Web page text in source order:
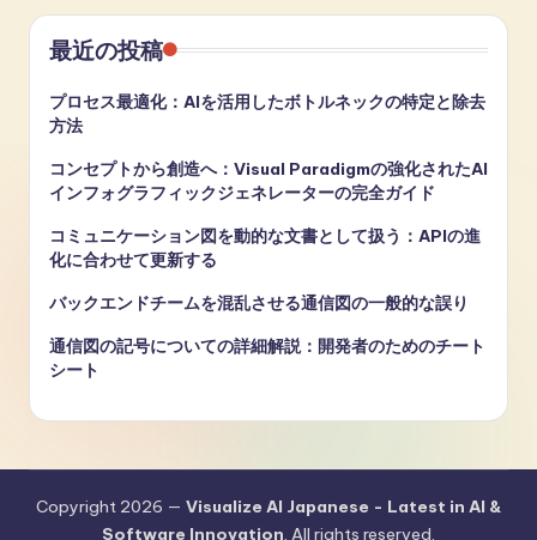
最近の投稿
プロセス最適化：AIを活用したボトルネックの特定と除去
方法
コンセプトから創造へ：Visual Paradigmの強化されたAI
インフォグラフィックジェネレーターの完全ガイド
コミュニケーション図を動的な文書として扱う：APIの進
化に合わせて更新する
バックエンドチームを混乱させる通信図の一般的な誤り
通信図の記号についての詳細解説：開発者のためのチート
シート
Copyright 2026 — Visualize AI Japanese - Latest in AI &
Software Innovation. All rights reserved.